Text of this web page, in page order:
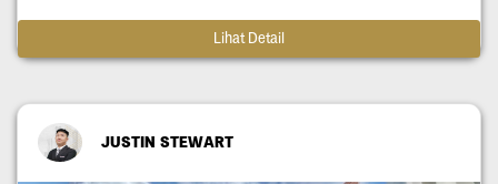
Lihat Detail
JUSTIN STEWART